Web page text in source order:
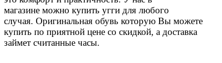
магазине можно купить угги для любого
случая. Оригинальная обувь которую Вы можете
купить по приятной цене со скидкой, а доставка
займет считанные часы.